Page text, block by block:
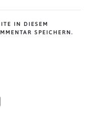
IN DIESEM
SPEICHERN.